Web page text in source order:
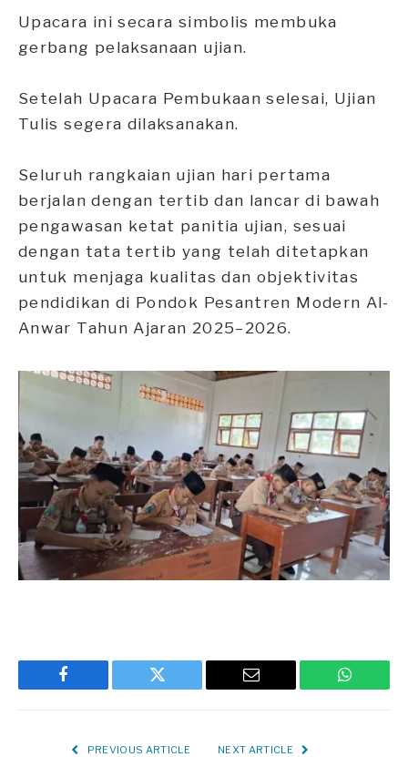
Upacara ini secara simbolis membuka
gerbang pelaksanaan ujian.
Setelah Upacara Pembukaan selesai, Ujian
Tulis segera dilaksanakan.
Seluruh rangkaian ujian hari pertama
berjalan dengan tertib dan lancar di bawah
pengawasan ketat panitia ujian, sesuai
dengan tata tertib yang telah ditetapkan
untuk menjaga kualitas dan objektivitas
pendidikan di Pondok Pesantren Modern Al-
Anwar Tahun Ajaran 2025–2026.
Facebook Twitter Email
PREVIOUS ARTICLE NEXT ARTICLE